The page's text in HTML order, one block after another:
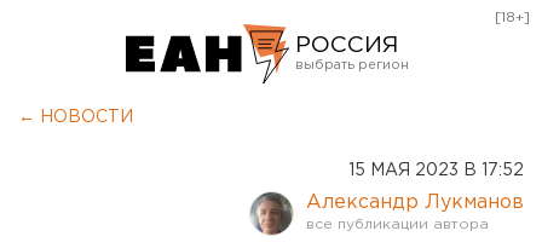
РОССИЯ
Оренбург
[18+]
← НОВОСТИ
15 МАЯ 2023 В 17:52
Александр Лукманов